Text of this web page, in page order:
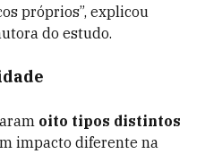
próprios”, explicou
do estudo.
oito tipos distintos
impacto diferente na